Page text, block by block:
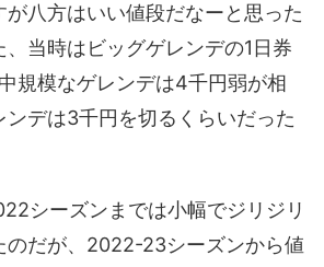
が八方はいい値段だなーと思った
当時はビッグゲレンデの1日券
規模なゲレンデは4千円弱が相
デは3千円を切るくらいだった
シーズンまでは小幅でジリジリ
のだが、2022-23シーズンから値